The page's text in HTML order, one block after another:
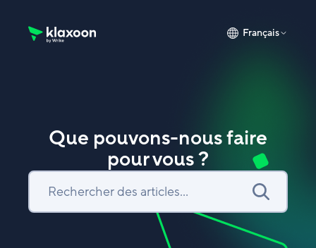
Français
Que pouvons-nous faire
pour vous ?